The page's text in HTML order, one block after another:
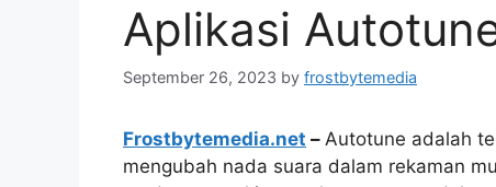
Aplikasi
September 26, 2023 by frostbytemedia
Frostbytemedia.net – Autotune adalah
mengubah nada suara dalam rekaman